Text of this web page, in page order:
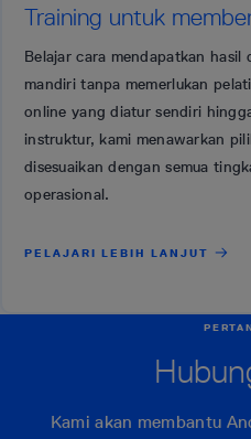
Training untuk
Belajar cara mendapatkan hasil
mandiri tanpa memerlukan
online yang diatur sendiri
instruktur, kami menawarkan
disesuaikan dengan semua
operasional.
PELAJARI LEBIH LANJUT
Kami akan membantu